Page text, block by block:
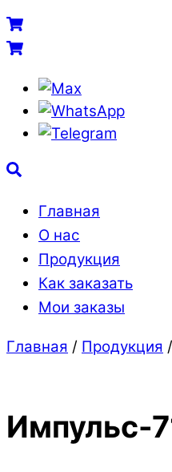
Menu
Cart
Cart
Search
Главная
О нас
Продукция
Как заказать
Мои заказы
Close
Close
Главная / Продукция /
Импульс-